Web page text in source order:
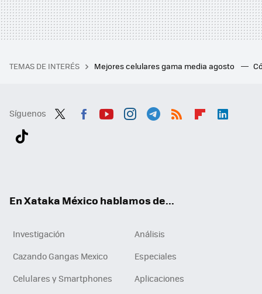
TEMAS DE INTERÉS Mejores celulares gama media agosto
Síguenos
En Xataka México hablamos de...
Investigación
Análisis
Cazando Gangas Mexico
Especiales
Celulares y Smartphones
Aplicaciones